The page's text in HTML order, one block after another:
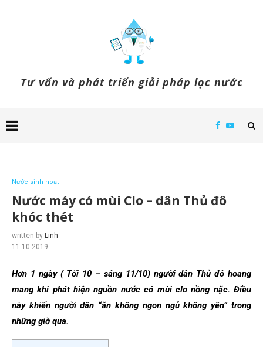
Tư vấn và phát triển giải pháp lọc nước
Nước sinh hoạt
Nước máy có mùi Clo – dân Thủ đô
khóc thét
written by Linh
11.10.2019
Hơn 1 ngày ( Tối 10 – sáng 11/10) người dân Thủ đô hoang
mang khi phát hiện nguồn nước có mùi clo nồng nặc. Điều
này khiến người dân “ăn không ngon ngủ không yên” trong
những giờ qua.